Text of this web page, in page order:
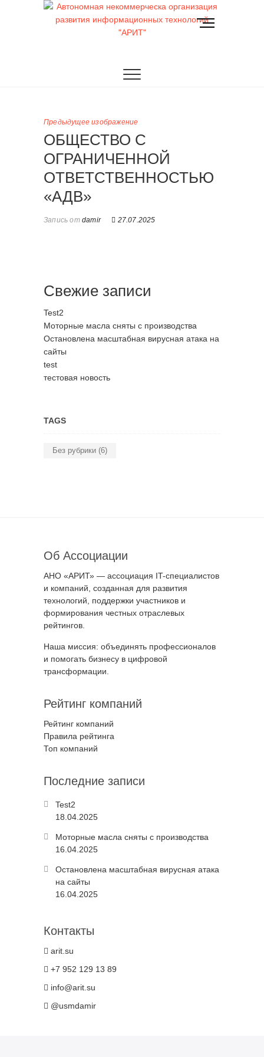
некоммерческа
развития
информационных
технологий
"АРИТ"
К
Предыдущее изображение
ОБЩЕСТВО С
ОГРАНИЧЕННОЙ
ОТВЕТСТВЕННОСТЬЮ
«АДВ»
Запись отdamir 27.07.2025
Свежие записи
Test2
Моторные масла сняты с производства
Остановлена масштабная вирусная атака на
сайты
test
тестовая новость
TAGS
Без рубрики (6)
Об Ассоциации
АНО «АРИТ» — ассоциация IT-специалистов
и компаний, созданная для развития
технологий, поддержки участников и
формирования честных отраслевых
рейтингов.
Наша миссия: объединять профессионалов
и помогать бизнесу в цифровой
трансформации.
Рейтинг компаний
Рейтинг компаний
Правила рейтинга
Топ компаний
Последние записи
Test2
18.04.2025
Моторные масла сняты с производства
16.04.2025
Остановлена масштабная вирусная атака
на сайты
16.04.2025
Контакты
arit.su
+7 952 129 13 89
info@arit.su
@usmdamir